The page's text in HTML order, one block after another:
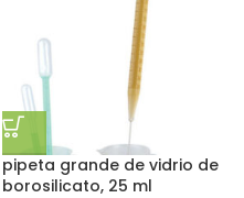
pipeta grande de vidrio de
borosilicato, 25 ml